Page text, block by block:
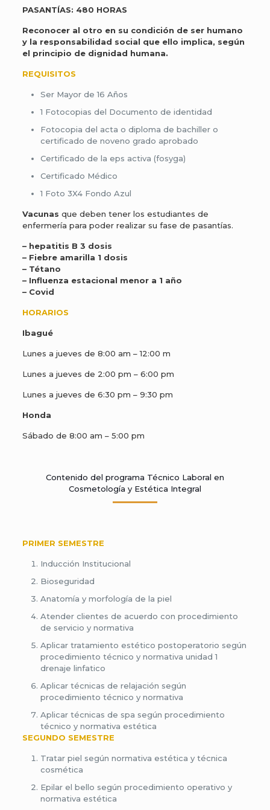
PASANTÍAS: 480 HORAS
Reconocer al otro en su condición de ser humano
y la responsabilidad social que ello implica, según
el principio de dignidad humana.
REQUISITOS
Ser Mayor de 16 Años
1 Fotocopias del Documento de identidad
Fotocopia del acta o diploma de bachiller o
certificado de noveno grado aprobado
Certificado de la eps activa (fosyga)
Certificado Médico
1 Foto 3X4 Fondo Azul
Vacunas que deben tener los estudiantes de
enfermería para poder realizar su fase de pasantías.
– hepatitis B 3 dosis
– ⁠Fiebre amarilla 1 dosis
– ⁠Tétano
– ⁠Influenza estacional menor a 1 año
– ⁠Covid
HORARIOS
Ibagué
Lunes a jueves de 8:00 am – 12:00 m
Lunes a jueves de 2:00 pm – 6:00 pm
Lunes a jueves de 6:30 pm – 9:30 pm
Honda
Sábado de 8:00 am – 5:00 pm
Contenido del programa Técnico Laboral en
Cosmetología y Estética Integral
PRIMER SEMESTRE
Inducción Institucional
Bioseguridad
Anatomía y morfología de la piel
Atender clientes de acuerdo con procedimiento
de servicio y normativa
Aplicar tratamiento estético postoperatorio según
procedimiento técnico y normativa unidad 1
drenaje linfatico
Aplicar técnicas de relajación según
procedimiento técnico y normativa
Aplicar técnicas de spa según procedimiento
técnico y normativa estética
SEGUNDO SEMESTRE
Tratar piel según normativa estética y técnica
cosmética
Epilar el bello según procedimiento operativo y
normativa estética